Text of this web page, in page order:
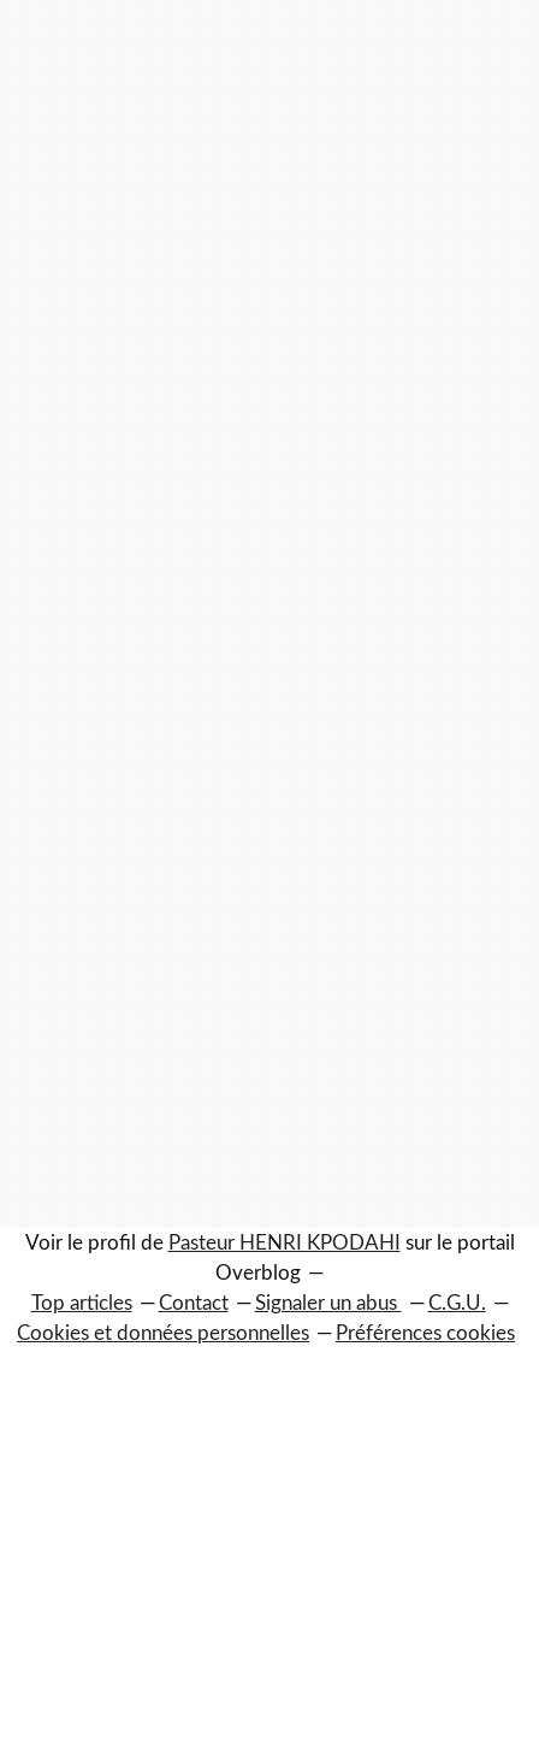
Voir le profil de Pasteur HENRI KPODAHI
sur le portail
Overblog
Top articles
Contact Signaler un abus
C.G.U.
Cookies et données personnelles
Préférences cookies